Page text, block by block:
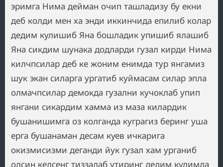
эримга Нима дейман очип ташладизу бу екни
деб колди мен ха энди иккинчида епилиб колар
дедим кулишиб Яна бошладик упишиб ялашиб
Яна сикдим шунака додларди гузал кирди Нима
килчпсилар деб ке жоним енимда тур янгамиз
шук экан силарга ургатиб куймасам силар эпла
олмачпсилар демокда гузални кучоклаб упип
янгани сикардим хамма из маза килардик
бушанишимга оз колганда куграгиз беринг уша
ерга бушанаман десам куев ичкарига
окизмисизми деганди йук гузал хам урганиб
олсин келсенг тиззалаб утиринг дедим кулимда